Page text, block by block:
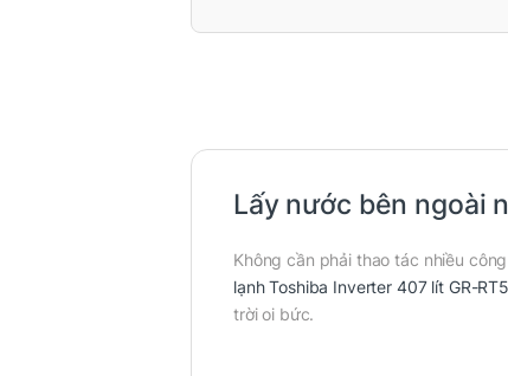
Lấy nước bên ngoài
Không cần phải thao tác nhiều
lạnh Toshiba Inverter 407 lít GR-
trời oi bức.